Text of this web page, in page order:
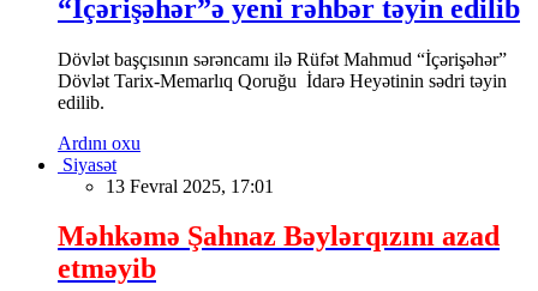
“İçərişəhər”ə yeni rəhbər təyin edilib
Dövlət başçısının sərəncamı ilə Rüfət Mahmud “İçərişəhər”
Dövlət Tarix-Memarlıq Qoruğu İdarə Heyətinin sədri təyin
edilib.
Ardını oxu
Siyasət
13 Fevral 2025, 17:01
Məhkəmə Şahnaz Bəylərqızını azad
etməyib